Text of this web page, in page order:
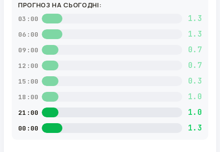
ПРОГНОЗ НА СЬОГОДНІ:
03:00 1.3
06:00 1.3
09:00 0.7
12:00 0.7
15:00 0.3
18:00 1.0
21:00 1.0
00:00 1.3